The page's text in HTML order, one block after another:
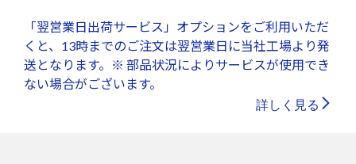
「翌営業日出荷サービス」オプションをご利用いただ
くと、13時までのご注文は翌営業日に当社工場より発
送となります。※ 部品状況によりサービスが使用でき
ない場合がございます。
詳しく見る